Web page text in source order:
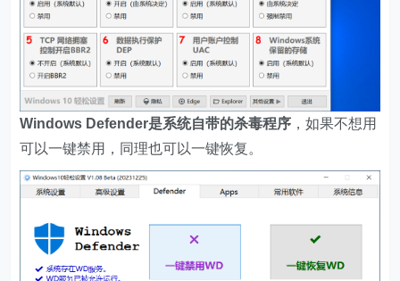
Windows Defender是系统自带的杀毒程序 ，如果不想用
可以一键禁用，同理也可以一键恢复。